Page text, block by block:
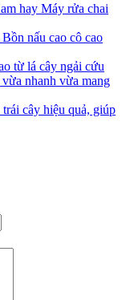
hay Máy rửa chai
nấu cao cô cao
từ lá cây ngải cứu
nhanh vừa mang
cây hiệu quả, giúp